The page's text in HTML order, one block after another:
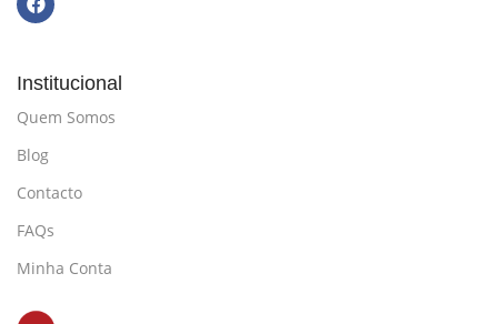
Institucional
Quem Somos
Blog
Contacto
FAQs
Minha Conta